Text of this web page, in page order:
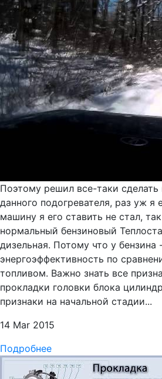
Поэтому решил все-таки сделать
данного подогревателя, раз уж я
машину я его ставить не стал,
нормальный бензиновый
дизельная. Потому что у бензина
энергоэффективность по
топливом. Важно знать все
прокладки головки блока
признаки на начальной стадии...
14 Mar 2015
Подробнее